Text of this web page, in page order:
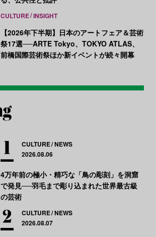
CULTURE INSIGHT
【2026年下半期】日本のアートフェア＆芸術
祭17選──ARTE Tokyo、TOKYO ATLAS、
前橋国際芸術祭ほか新イベントが続々開幕
CULTURE NEWS
2026.08.06
4万年前の極小・精巧な「鳥の彫刻」を洞窟
で発見──羽毛まで彫り込まれた世界最古級
の芸術
CULTURE NEWS
2026.08.07